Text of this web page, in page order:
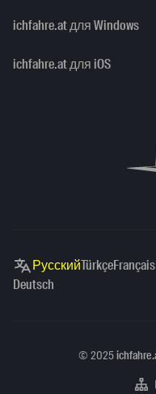
ichfahre.at для Windows
ichfahre.at для iOS
РусскийTürkçeFrançais
Deutsch
© 2025